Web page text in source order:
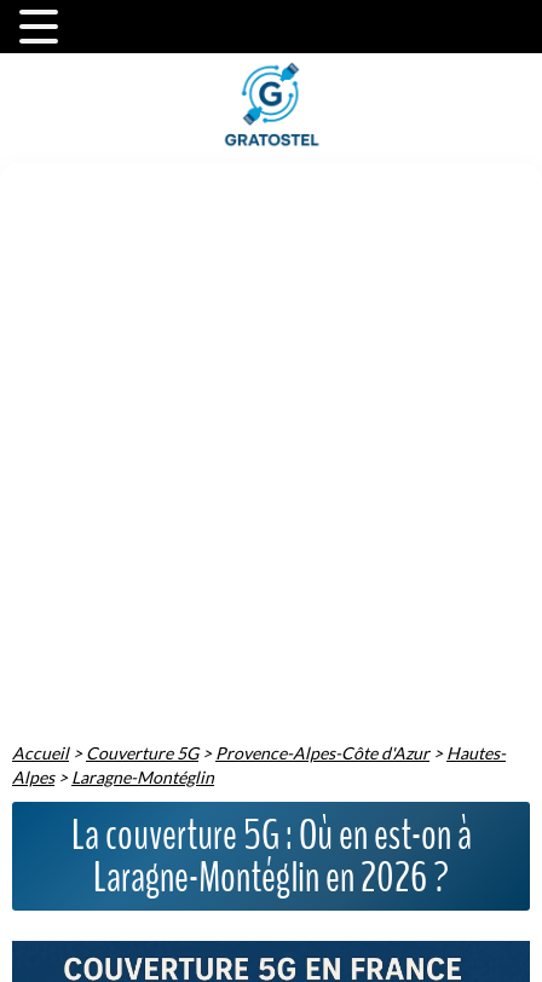
Accueil>Couverture 5G>Provence-Alpes-Côte d'Azur>Hautes-
Alpes>Laragne-Montéglin
La couverture 5G : Où en est-on à
Laragne-Montéglin en 2026 ?